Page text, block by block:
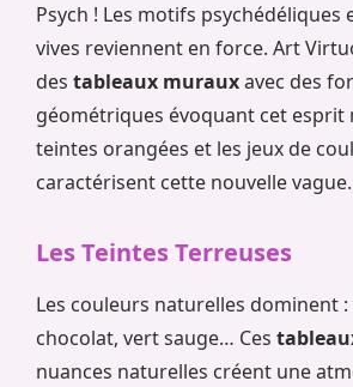
Psych ! Les motifs psychédéliques
vives reviennent en force. Art
des tableaux murauxavec des
géométriques évoquant cet esprit
teintes orangées et les jeux de
caractérisent cette nouvelle vague.
Les Teintes Terreuses
Les couleurs naturelles dominent
chocolat, vert sauge… Ces
nuances naturelles créent une